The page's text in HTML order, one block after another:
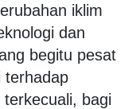
iklim
dan
begitu pesat
terhadap
bagi